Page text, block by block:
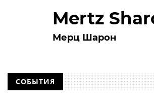
Mertz
Мерц Шарон
СОБЫТИЯ